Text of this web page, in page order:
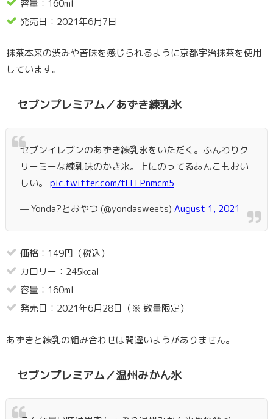
容量：160ml
発売日：2021年6月7日
抹茶本来の渋みや苦味を感じられるように京都宇治抹茶を使用
しています。
セブンプレミアム／あずき練乳氷
セブンイレブンのあずき練乳氷をいただく。ふんわりク
リーミーな練乳味のかき氷。上にのってるあんこもおい
しい。 pic.twitter.com/tLLLPnmcm5
— Yonda?とおやつ (@yondasweets) August 1, 2021
価格：149円（税込）
カロリー：245kcal
容量：160ml
発売日：2021年6月28日（※ 数量限定）
あずきと練乳の組み合わせは間違いようがありません。
セブンプレミアム／温州みかん氷